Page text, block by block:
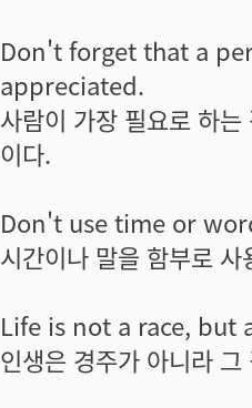
Don't forget that a
appreciated.
사람이 가장 필요로 하
이다.
Don't use time or
시간이나 말을 함부로
Life is not a race, but
인생은 경주가 아니라